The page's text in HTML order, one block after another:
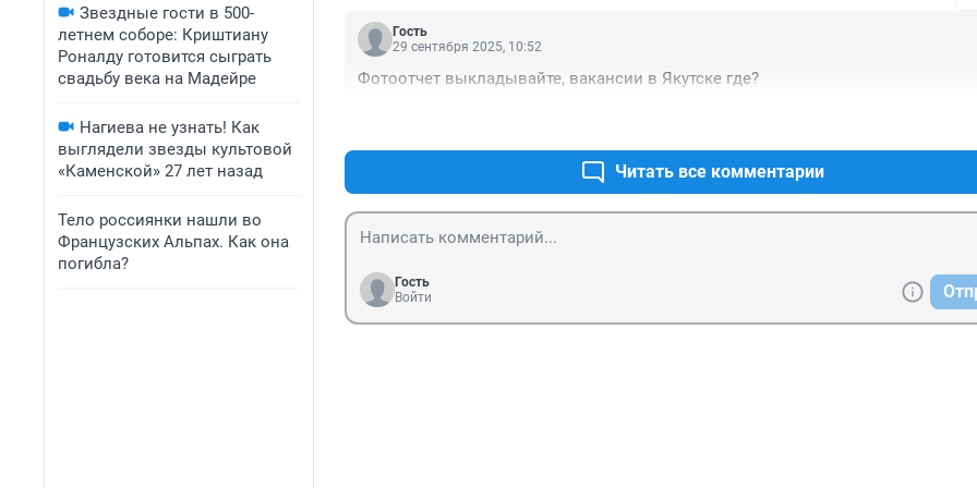
Звездные гости в 500-
летнем соборе: Криштиану
Роналду готовится сыграть
свадьбу века на Мадейре
Нагиева не узнать! Как
выглядели звезды культовой
«Каменской» 27 лет назад
Тело россиянки нашли во
Французских Альпах. Как она
погибла?
Гость
29 сентября 2025, 10:52
Фотоотчет выкладывайте, вакансии в Якутске где?
Читать все комментарии
Гость
Войти